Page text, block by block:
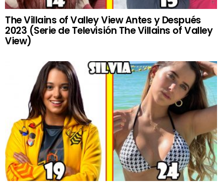
The Villains of Valley View Antes y Después
2023 (Serie de Televisión The Villains of Valley
View)